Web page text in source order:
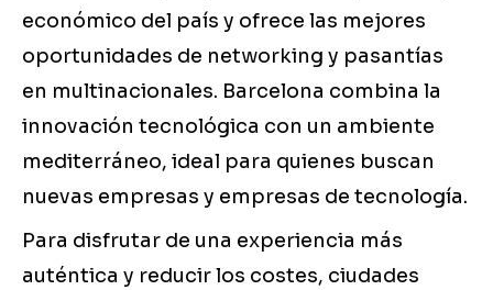
económico del país y ofrece las mejores
oportunidades de networking y pasantías
en multinacionales. Barcelona combina la
innovación tecnológica con un ambiente
mediterráneo, ideal para quienes buscan
nuevas empresas y empresas de tecnología.
Para disfrutar de una experiencia más
auténtica y reducir los costes, ciudades